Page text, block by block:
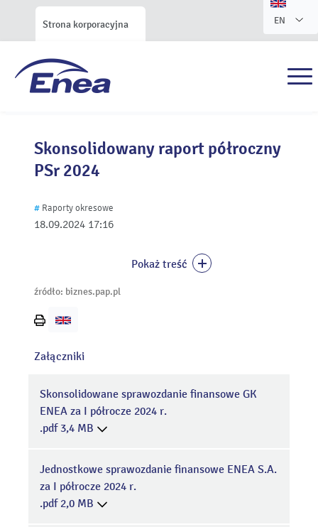
Strona korporacyjna EN
Skonsolidowany raport półroczny
PSr 2024
18.09.2024 17:16
# Raporty okresowe
Pokaż treść
źródło: biznes.pap.pl
Załączniki
Skonsolidowane sprawozdanie finansowe GK
ENEA za I półrocze 2024 r.
.pdf 3,4 MB
Jednostkowe sprawozdanie finansowe ENEA S.A.
za I półrocze 2024 r.
.pdf 2,0 MB